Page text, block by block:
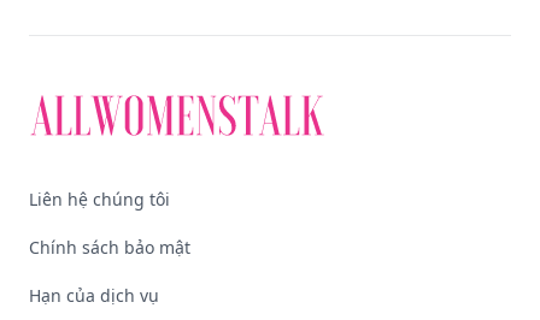
Liên hệ chúng tôi
Chính sách bảo mật
Hạn của dịch vụ